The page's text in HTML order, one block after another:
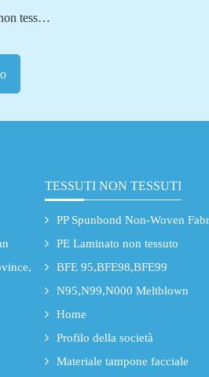
tessuto
metodi
tessuto...
TESSUTI NON TESSUTI
PP Spunbond Non-Woven
PE Laminato non tessuto
BFE 95,BFE98,BFE99
N95,N99,N000 Meltblown
Home
Profilo della società
Materiale tampone facciale